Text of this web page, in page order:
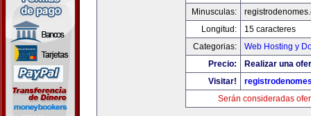
Minusculas:
Longitud:
15 caracteres
Categorias:
Web Hosting y
Precio:
Realizar una
Visitar!
Serán consideradas